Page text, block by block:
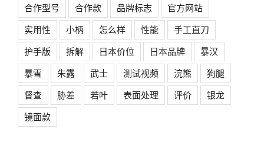
合作型号
合作款 品牌标志
官方网站
实用性
小柄 怎么样 性能
手工直刀
护手版
拆解 日本价位 日本品牌
暴汉
暴雪
朱露 武士 测试视频 浣熊
狗腿
督查
胁差 若叶 表面处理 评价
银龙
镜面款